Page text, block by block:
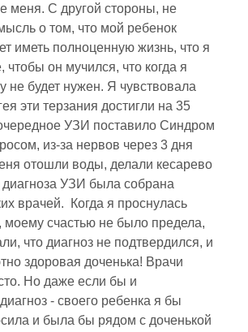
меня. С другой стороны, не
о том, что мой ребенок
иметь полноценную жизнь, что я
он мучился, что когда я
не будет нужен. Я чувствовала
эти терзания достигли на 35
УЗИ поставило Синдром
из-за нервов через 3 дня
отошли воды, делали кесарево
диагноза УЗИ была собрана
врачей. Когда я проснулась
моему счастью не было предела,
что диагноз не подтвердился, и
здоровая доченька! Врачи
Но даже если бы и
- своего ребенка я бы
и была бы рядом с доченькой